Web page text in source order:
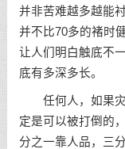
并非苦难越多越能
并不比70多的褚时
让人们明白触底不
底有多深多长。
任何人，如果灾
定是可以被打倒的
分之一靠人品，三